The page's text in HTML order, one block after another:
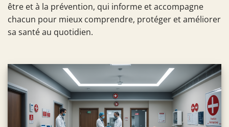
être et à la prévention, qui informe et accompagne
chacun pour mieux comprendre, protéger et améliorer
sa santé au quotidien.